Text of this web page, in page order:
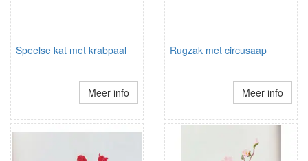
Speelse kat met krabpaal
Meer info
Rugzak met circusaap
Meer info